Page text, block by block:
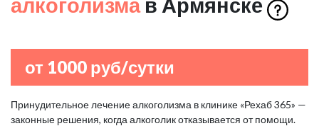
от 1000 руб/сутки
Принудительное лечение алкоголизма в клинике «Рехаб 365» —
законные решения, когда алкоголик отказывается от помощи.